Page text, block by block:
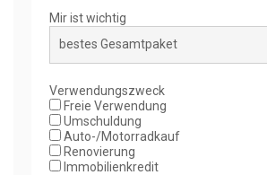
Mir ist wichtig
Verwendungszweck
Freie Verwendung
Umschuldung
Auto-/Motorradkauf
Renovierung
Immobilienkredit